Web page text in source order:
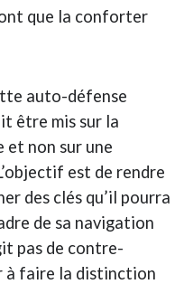
que la conforter
auto-défense
être mis sur la
et non sur une
est de rendre
des clés qu’il pourra
de sa navigation
pas de contre-
à faire la distinction